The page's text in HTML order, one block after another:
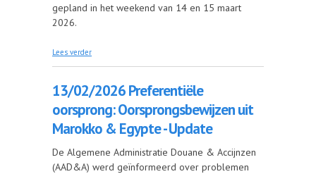
gepland in het weekend van 14 en 15 maart
2026.
Lees verder
13/02/2026 Preferentiële
oorsprong: Oorsprongsbewijzen uit
Marokko & Egypte - Update
De Algemene Administratie Douane & Accijnzen
(AAD&A) werd geïnformeerd over problemen